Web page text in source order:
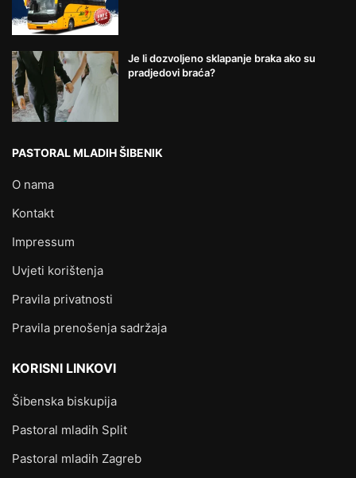
Je li dozvoljeno sklapanje braka ako su
pradjedovi braća?
PASTORAL MLADIH ŠIBENIK
O nama
Kontakt
Impressum
Uvjeti korištenja
Pravila privatnosti
Pravila prenošenja sadržaja
KORISNI LINKOVI
Šibenska biskupija
Pastoral mladih Split
Pastoral mladih Zagreb